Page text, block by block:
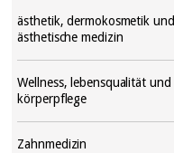
ästhetik, dermokosmetik und
ästhetische medizin
Wellness, lebensqualität und
körperpflege
Zahnmedizin